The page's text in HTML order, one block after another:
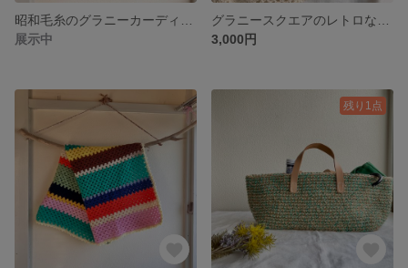
展示中
3,000円
残り1点